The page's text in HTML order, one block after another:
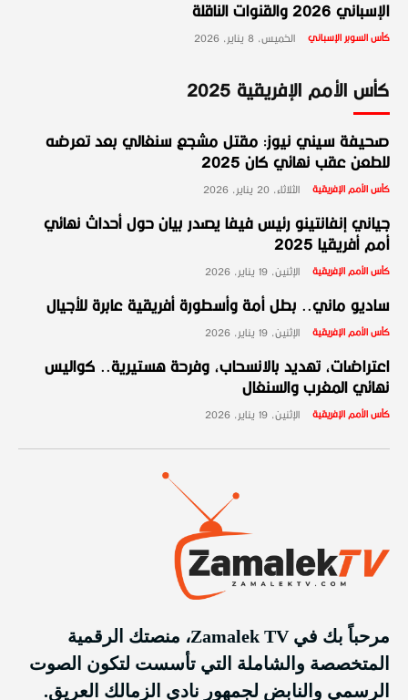
الإسباني 2026 والقنوات الناقلة
كأس السوبر الإسباني الخميس، 8 يناير، 2026
كأس الأمم الإفريقية 2025
صحيفة سيني نيوز: مقتل مشجع سنغالي بعد تعرضه
للطعن عقب نهائي كان 2025
كأس الأمم الإفريقية الثلاثاء، 20 يناير، 2026
جياني إنفانتينو رئيس فيفا يصدر بيان حول أحداث نهائي
أمم أفريقيا 2025
كأس الأمم الإفريقية الإثنين، 19 يناير، 2026
ساديو ماني.. بطل أمة وأسطورة أفريقية عابرة للأجيال
كأس الأمم الإفريقية الإثنين، 19 يناير، 2026
اعتراضات، تهديد بالانسحاب، وفرحة هستيرية.. كواليس
نهائي المغرب والسنغال
كأس الأمم الإفريقية الإثنين، 19 يناير، 2026
مرحباً بك في Zamalek TV، منصتك الرقمية
المتخصصة والشاملة التي تأسست لتكون الصوت
الرسمي والنابض لجمهور نادي الزمالك العريق.